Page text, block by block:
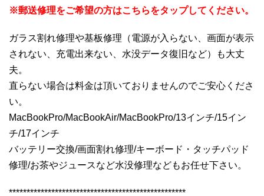
※郵送修理をご希望の方はこちらをタップしてください。
ガラス割れ修理や基板修理（電源が入らない、画面が表示
されない、充電出来ない、水没データ復旧など）も大丈
夫。
直らない場合は料金は頂いておりませんのでご安心くださ
い。
MacBookPro/MacBookAir/MacBookPro/13インチ/15イン
チ/17インチ
バッテリー交換/画面割れ修理/キーボード・タッチパッド
修理/お茶やジュースなど水没修理などもお任せ下さい。
**************************************************